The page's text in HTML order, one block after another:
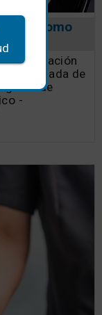
autónomo
por jubilación
de
gama de
-